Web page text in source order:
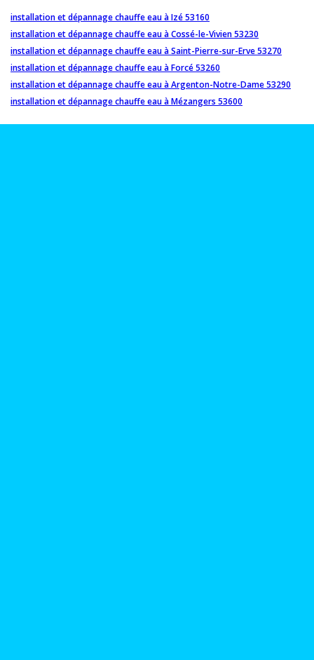
installation et dépannage chauffe eau à Izé 53160
installation et dépannage chauffe eau à Cossé-le-Vivien 53230
installation et dépannage chauffe eau à Saint-Pierre-sur-Erve 53270
installation et dépannage chauffe eau à Forcé 53260
installation et dépannage chauffe eau à Argenton-Notre-Dame 53290
installation et dépannage chauffe eau à Mézangers 53600